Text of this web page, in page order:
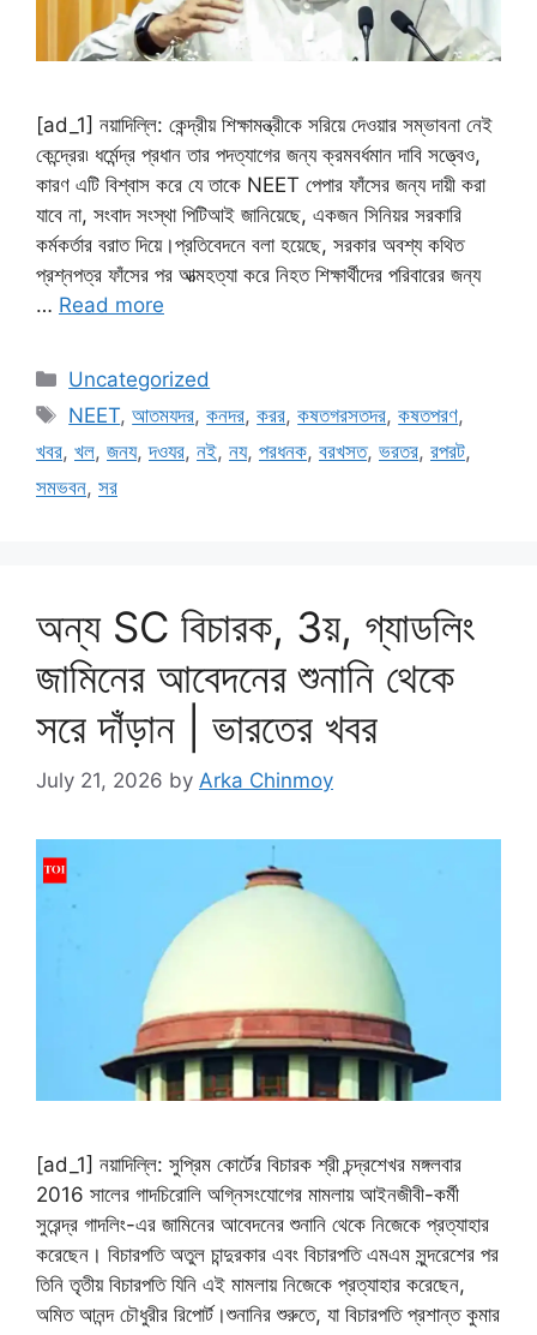
[ad_1] নয়াদিল্লি: কেন্দ্রীয় শিক্ষামন্ত্রীকে সরিয়ে দেওয়ার সম্ভাবনা নেই
কেন্দ্রের৷ ধর্মেন্দ্র প্রধান তার পদত্যাগের জন্য ক্রমবর্ধমান দাবি সত্ত্বেও,
কারণ এটি বিশ্বাস করে যে তাকে NEET পেপার ফাঁসের জন্য দায়ী করা
যাবে না, সংবাদ সংস্থা পিটিআই জানিয়েছে, একজন সিনিয়র সরকারি
কর্মকর্তার বরাত দিয়ে।প্রতিবেদনে বলা হয়েছে, সরকার অবশ্য কথিত
প্রশ্নপত্র ফাঁসের পর আত্মহত্যা করে নিহত শিক্ষার্থীদের পরিবারের জন্য
… Read more
Categories
Uncategorized
Tags
NEET,আতমযদর,কনদর,করর,কষতগরসতদর,কষতপরণ,
খবর, খল, জনয,দওযর, নই, নয, পরধনক, বরখসত, ভরতর, রপরট,
সমভবন, সর
অন্য SC বিচারক, 3য়, গ্যাডলিং
জামিনের আবেদনের শুনানি থেকে
সরে দাঁড়ান | ভারতের খবর
July 21, 2026 by Arka Chinmoy
[ad_1] নয়াদিল্লি: সুপ্রিম কোর্টের বিচারক শ্রী চন্দ্রশেখর মঙ্গলবার
2016 সালের গাদচিরোলি অগ্নিসংযোগের মামলায় আইনজীবী-কর্মী
সুরেন্দ্র গাদলিং-এর জামিনের আবেদনের শুনানি থেকে নিজেকে প্রত্যাহার
করেছেন। বিচারপতি অতুল চান্দুরকার এবং বিচারপতি এমএম সুন্দরেশের পর
তিনি তৃতীয় বিচারপতি যিনি এই মামলায় নিজেকে প্রত্যাহার করেছেন,
অমিত আনন্দ চৌধুরীর রিপোর্ট।শুনানির শুরুতে, যা বিচারপতি প্রশান্ত কুমার